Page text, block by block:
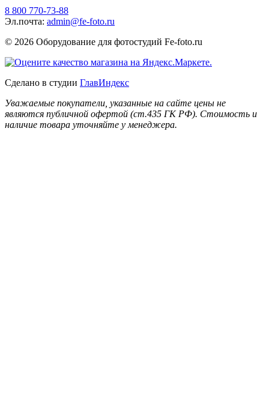
8 800 770-73-88
Эл.почта: admin@fe-foto.ru
© 2026 Оборудование для фотостудий Fe-foto.ru
Сделано в студии ГлавИндекс
Уважаемые покупатели, указанные на сайте цены не
являются публичной офертой (ст.435 ГК РФ). Стоимость и
наличие товара уточняйте у менеджера.